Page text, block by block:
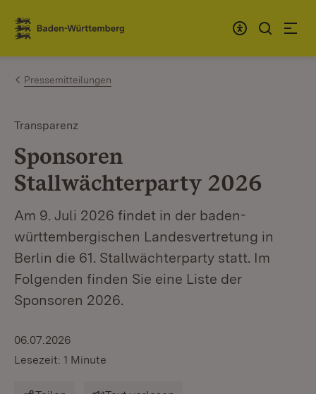
Zum Inhalt springen
Link zur Startseite
Pressemitteilungen
Transparenz
Sponsoren
Stallwächterparty 2026
Am 9. Juli 2026 findet in der baden-
württembergischen Landesvertretung in
Berlin die 61. Stallwächterparty statt. Im
Folgenden finden Sie eine Liste der
Sponsoren 2026.
06.07.2026
Lesezeit: 1 Minute